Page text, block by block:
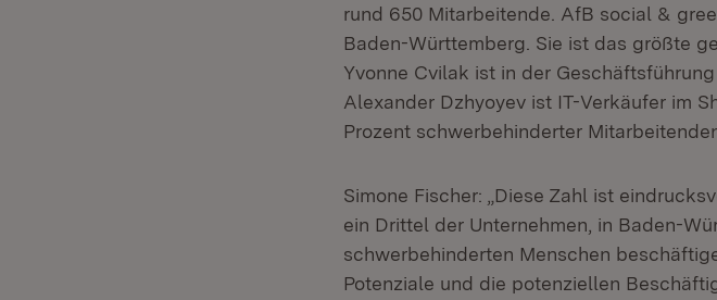
rund 650 Mitarbeitende. AfB social &
Baden-Württemberg. Sie ist das größte
Yvonne Cvilak ist in der
Alexander Dzhyoyev ist IT-Verkäufer im
Prozent schwerbehinderter
Simone Fischer: „Diese Zahl ist
ein Drittel der Unternehmen, in Baden-
schwerbehinderten Menschen
Potenziale und die potenziellen